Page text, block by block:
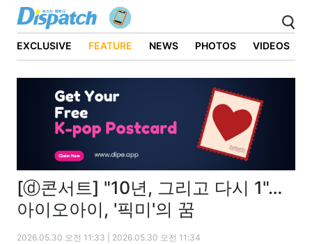
EXCLUSIVE FEATURE NEWS PHOTOS VIDEOS
[ⓓ콘서트] "10년, 그리고 다시 1"…
아이오아이, '픽미'의 꿈
2026.05.30 오전 11:33 | 2026.05.30 오전 11:34